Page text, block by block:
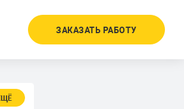
ЗАКАЗАТЬ РАБОТУ